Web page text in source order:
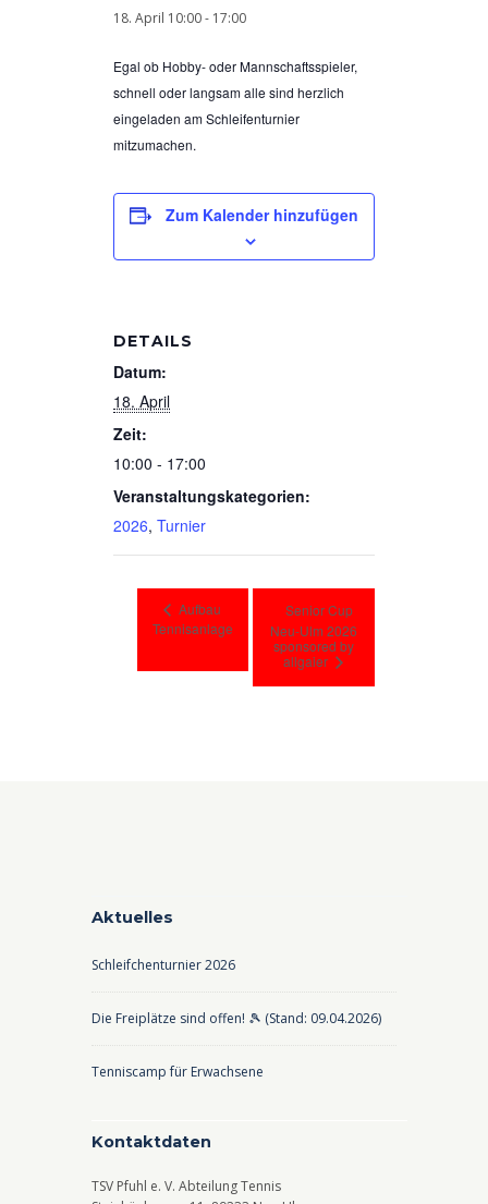
18. April 10:00- 17:00
Egal ob Hobby- oder Mannschaftsspieler,
schnell oder langsam alle sind herzlich
eingeladen am Schleifenturnier
mitzumachen.
Zum Kalender hinzufügen
DETAILS
Datum:
18. April
Zeit:
10:00 - 17:00
Veranstaltungskategorien:
2026, Turnier
Aufbau
Tennisanlage
Senior Cup
Neu-Ulm 2026
sponsored by
allgaier
Aktuelles
Schleifchenturnier 2026
Die Freiplätze sind offen! 🎾 (Stand: 09.04.2026)
Tenniscamp für Erwachsene
Kontaktdaten
TSV Pfuhl e. V. Abteilung Tennis